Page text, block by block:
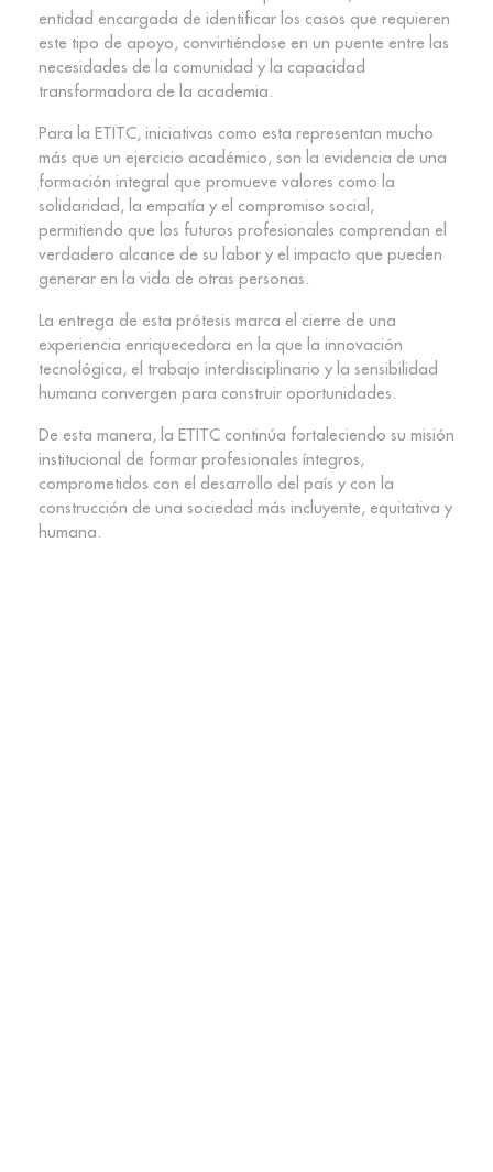
entidad encargada de identificar los casos que requieren
este tipo de apoyo, convirtiéndose en un puente entre las
necesidades de la comunidad y la capacidad
transformadora de la academia.
Para la ETITC, iniciativas como esta representan mucho
más que un ejercicio académico, son la evidencia de una
formación integral que promueve valores como la
solidaridad, la empatía y el compromiso social,
permitiendo que los futuros profesionales comprendan el
verdadero alcance de su labor y el impacto que pueden
generar en la vida de otras personas.
La entrega de esta prótesis marca el cierre de una
experiencia enriquecedora en la que la innovación
tecnológica, el trabajo interdisciplinario y la sensibilidad
humana convergen para construir oportunidades.
De esta manera, la ETITC continúa fortaleciendo su misión
institucional de formar profesionales íntegros,
comprometidos con el desarrollo del país y con la
construcción de una sociedad más incluyente, equitativa y
humana.